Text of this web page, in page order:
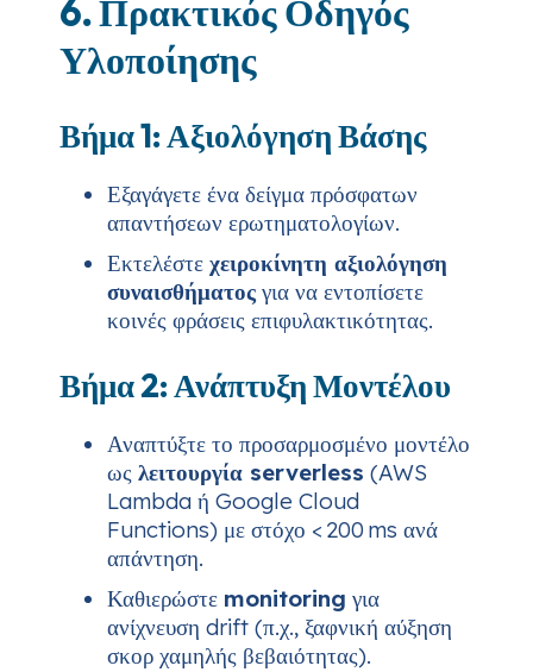
6. Πρακτικός Οδηγός
Υλοποίησης
Βήμα 1: Αξιολόγηση Βάσης
Εξαγάγετε ένα δείγμα πρόσφατων
απαντήσεων ερωτηματολογίων.
Εκτελέστε χειροκίνητη αξιολόγηση
συναισθήματος για να εντοπίσετε
κοινές φράσεις επιφυλακτικότητας.
Βήμα 2: Ανάπτυξη Μοντέλου
Αναπτύξτε το προσαρμοσμένο μοντέλο
ως λειτουργία serverless (AWS
Lambda ή Google Cloud
Functions) με στόχο < 200 ms ανά
απάντηση.
Καθιερώστε monitoring για
ανίχνευση drift (π.χ., ξαφνική αύξηση
σκορ χαμηλής βεβαιότητας).